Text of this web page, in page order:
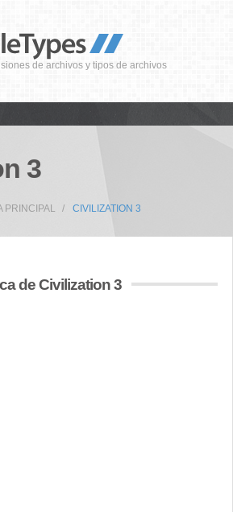
de archivos y tipos de archivos
3
PRINCIPAL CIVILIZATION 3
de Civilization 3